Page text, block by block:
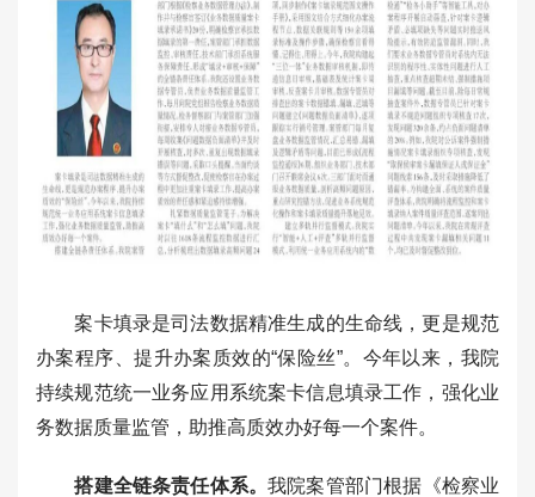
案卡填录是司法数据精准生成的生命线，更是规范
办案程序、提升办案质效的“保险丝”。今年以来，我院
持续规范统一业务应用系统案卡信息填录工作，强化业
务数据质量监管，助推高质效办好每一个案件。
搭建全链条责任体系。我院案管部门根据《检察业